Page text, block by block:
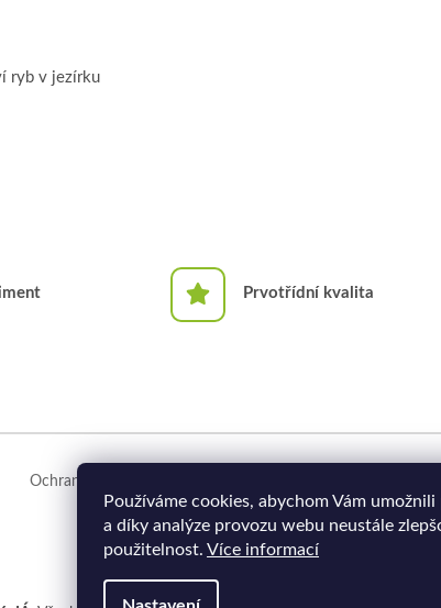
Používáme cookies, abychom Vám
a díky analýze provozu webu neustále
použitelnost. Více informací
ryb v jezírku
Prvotřídní kvalita
Ochrana osobních údajů